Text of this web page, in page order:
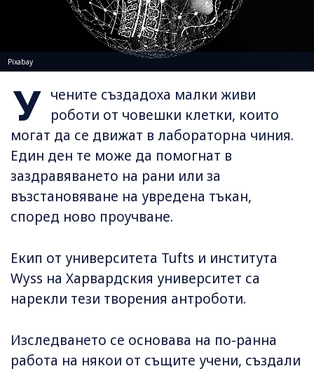
Pixabay
У чените създадоха малки живи
роботи от човешки клетки, които
могат да се движат в лабораторна чиния.
Един ден те може да помогнат в
заздравяването на рани или за
възстановяване на увредена тъкан,
според ново проучване.
Екип от университета Tufts и института
Wyss на Харвардския университет са
нарекли тези творения антроботи.
Изследването се основава на по-ранна
работа на някои от същите учени, създали